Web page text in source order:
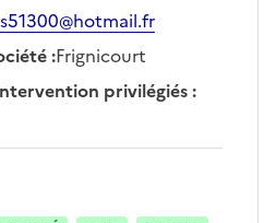
:Frignicourt
privilégiés: